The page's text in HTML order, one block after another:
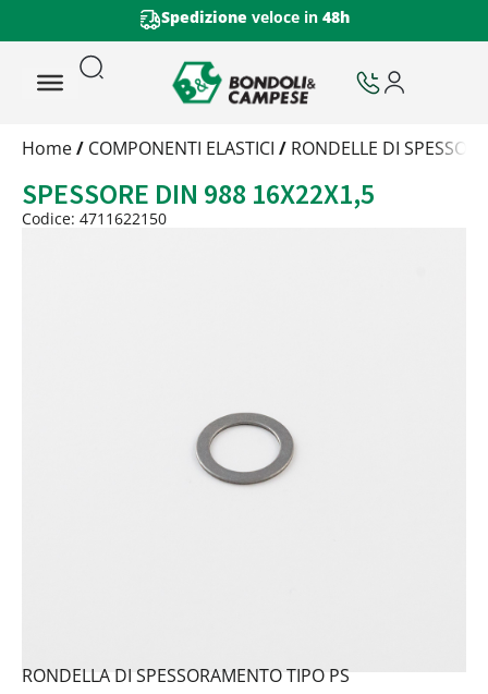
Spedizione veloce in 48h
Trattamento
Peso
Quantità
Home/ COMPONENTI ELASTICI / RONDELLE DI
SPESSORE DIN 988 16X22X1,5
Codice: 4711622150
RONDELLA DI SPESSORAMENTO TIPO PS